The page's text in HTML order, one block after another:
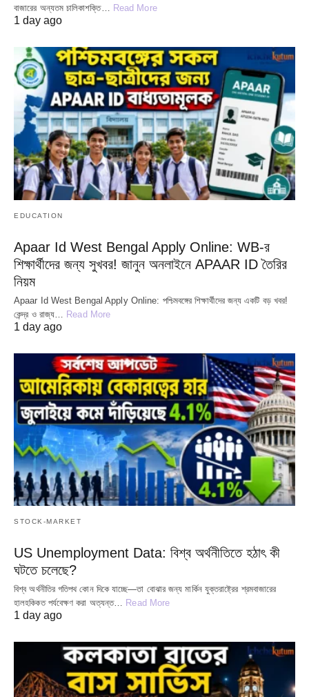
বাজারের অন্যতম চালিকাশক্তি…
Read More
1 day ago
EDUCATION
Apaar Id West Bengal Apply Online: WB-র
শিক্ষার্থীদের জন্য সুখবর! জানুন অনলাইনে APAAR ID তৈরির
নিয়ম
Apaar Id West Bengal Apply Online: পশ্চিমবঙ্গের শিক্ষার্থীদের জন্য একটি বড় খবর!
কেন্দ্র ও রাজ্য… Read More
1 day ago
STOCK-MARKET
US Unemployment Data: বিশ্ব অর্থনীতিতে হঠাৎ কী
ঘটতে চলেছে?
বিশ্ব অর্থনীতির গতিপথ কোন দিকে যাচ্ছে—তা বোঝার জন্য মার্কিন যুক্তরাষ্ট্রের শ্রমবাজারের
হালহকিকত পর্যবেক্ষণ করা অত্যন্ত… Read More
1 day ago